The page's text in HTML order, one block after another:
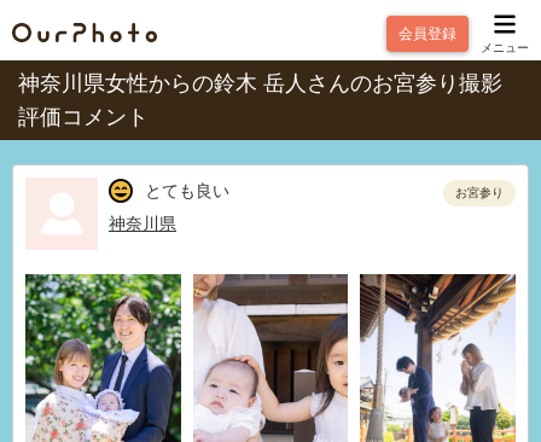
会員登録
メニュー
神奈川県女性からの鈴木 岳人さんのお宮参り撮影
評価コメント
とても良い
神奈川県
お宮参り